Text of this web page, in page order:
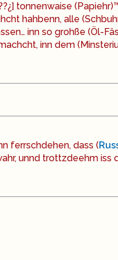
tonnenwaise
hahbenn, alle
inn so grohße (Öl-
inn dem
ferrschdehen, dass (
unnd trottzdeehm iss